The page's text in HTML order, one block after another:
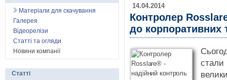
14.04.2014
Контролер
до корпоративних
стали
Матеріали для скачування
Галерея
Відеорелізи
Статті та огляди
Новини компанії
Статті